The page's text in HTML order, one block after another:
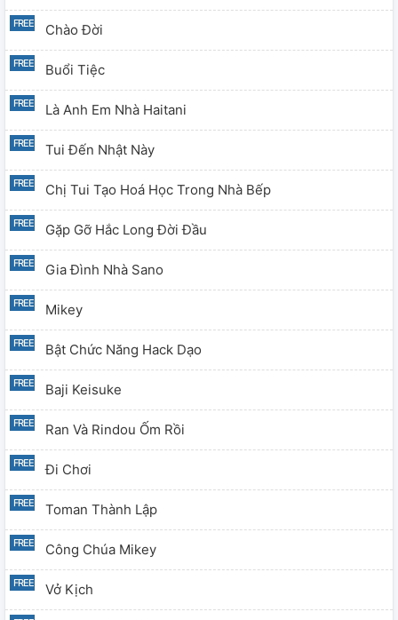
Chào Đời
Buổi Tiệc
Là Anh Em Nhà Haitani
Tui Đến Nhật Này
Chị Tui Tạo Hoá Học Trong Nhà Bếp
Gặp Gỡ Hắc Long Đời Đầu
Gia Đình Nhà Sano
Mikey
Bật Chức Năng Hack Dạo
Baji Keisuke
Ran Và Rindou Ốm Rồi
Đi Chơi
Toman Thành Lập
Công Chúa Mikey
Vở Kịch